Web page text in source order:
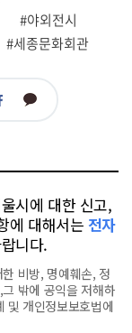
#야외전시
#세종문화회관
카
시에 대한 신고,
에 대해서는 전자
니다.
비방, 명예훼손, 정
밖에 공익을 저해하
및 개인정보보호법에